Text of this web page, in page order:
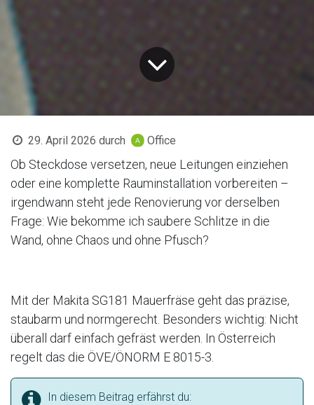
29. April 2026 durch Office
Ob Steckdose versetzen, neue Leitungen einziehen
oder eine komplette Rauminstallation vorbereiten –
irgendwann steht jede Renovierung vor derselben
Frage: Wie bekomme ich saubere Schlitze in die
Wand, ohne Chaos und ohne Pfusch?
Mit der Makita SG181 Mauerfräse geht das präzise,
staubarm und normgerecht. Besonders wichtig: Nicht
überall darf einfach gefräst werden. In Österreich
regelt das die ÖVE/ÖNORM E 8015-3.
In diesem Beitrag erfährst du: